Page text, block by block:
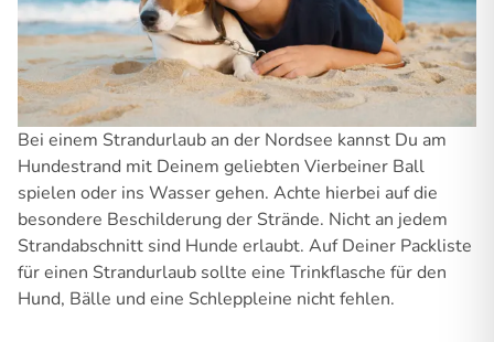
Bei einem Strandurlaub an der Nordsee kannst Du am
Hundestrand mit Deinem geliebten Vierbeiner Ball
spielen oder ins Wasser gehen. Achte hierbei auf die
besondere Beschilderung der Strände. Nicht an jedem
Strandabschnitt sind Hunde erlaubt. Auf Deiner Packliste
für einen Strandurlaub sollte eine Trinkflasche für den
Hund, Bälle und eine Schleppleine nicht fehlen.